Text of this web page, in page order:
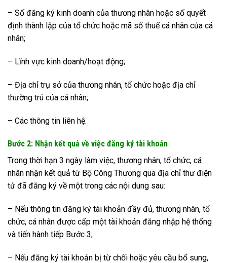
– Số đăng ký kinh doanh của thương nhân hoặc số quyết
định thành lập của tổ chức hoặc mã số thuế cá nhân của cá
nhân;
– Lĩnh vực kinh doanh/hoạt động;
– Địa chỉ trụ sở của thương nhân, tổ chức hoặc địa chỉ
thường trú của cá nhân;
– Các thông tin liên hệ.
Bước 2: Nhận kết quả về việc đăng ký tài khoản
Trong thời hạn 3 ngày làm việc, thương nhân, tổ chức, cá
nhân nhận kết quả từ Bộ Công Thương qua địa chỉ thư điện
tử đã đăng ký về một trong các nội dung sau:
– Nếu thông tin đăng ký tài khoản đầy đủ, thương nhân, tổ
chức, cá nhân được cấp một tài khoản đăng nhập hệ thống
và tiến hành tiếp Bước 3;
– Nếu đăng ký tài khoản bị từ chối hoặc yêu cầu bổ sung,